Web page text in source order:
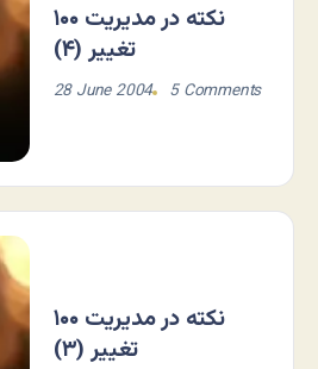
۱۰۰ نكته در مديريت
تغيير (۴)
28 June 2004 5 Comments
۱۰۰ نكته در مديريت
تغيير (۳)